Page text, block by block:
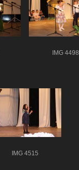
IMG 4498
IMG 4515